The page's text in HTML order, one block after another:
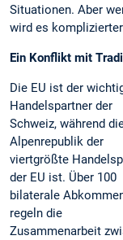
Situationen. Aber
wird es
Ein Konflikt mit
Die EU ist der
Handelspartner der
Schweiz, während
Alpenrepublik der
viertgrößte
der EU ist. Über 100
bilaterale
regeln die
Zusammenarbeit